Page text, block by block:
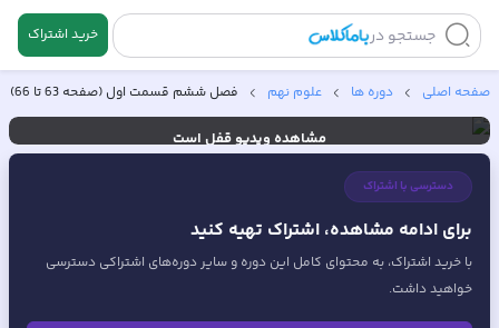
جستجو در خرید اشتراک
صفحه اصلی دوره ها علوم نهم فصل ششم قسمت اول (صفحه 63 تا 66) 🔒
مشاهده ویدیوقفل است
دسترسی با اشتراک
برای ادامه مشاهده، اشتراک تهیه کنید
با خرید اشتراک، به محتوای کامل این دوره و سایر دوره‌های اشتراکی دسترسی
خواهید داشت.